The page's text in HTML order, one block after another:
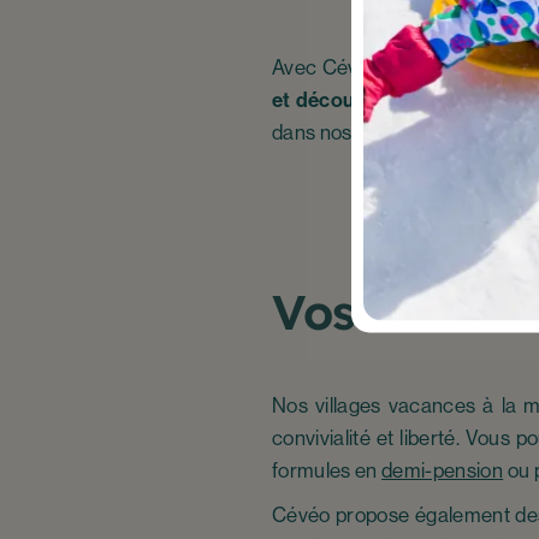
Avec Cévéo, chaque jour à
et découverte. Et après
dans nos espaces bien-être,
Vos
Nos villages vacances à la
convivialité et liberté. Vous
formules endemi-pension ou
Cévéo propose également